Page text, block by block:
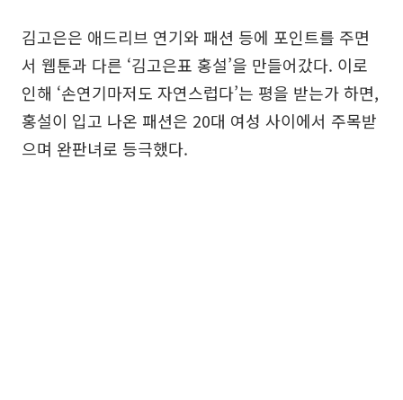
김고은은 애드리브 연기와 패션 등에 포인트를 주면
서 웹툰과 다른 ‘김고은표 홍설’을 만들어갔다. 이로
인해 ‘손연기마저도 자연스럽다’는 평을 받는가 하면,
홍설이 입고 나온 패션은 20대 여성 사이에서 주목받
으며 완판녀로 등극했다.